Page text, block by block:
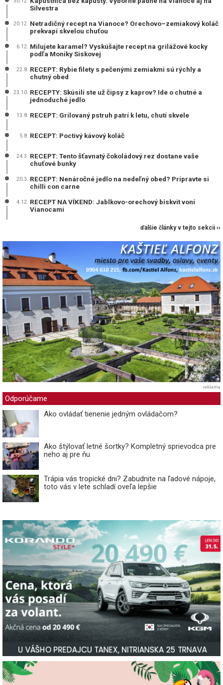
Silvestra
20.12. Netradičný recept na Vianoce? Orechovo–zemiakový koláč
prekvapí skvelou chuťou
6.12. Milujete karamel? Vyskúšajte recept na grilážové kocky
podľa Moniky Siskovej
22.8. RECEPT: Rybie filety s pečenými zemiakmi sú rýchly a
chutný obed
23.10. RECEPTY: Skúsili ste už čipsy z kaprov? Ide o chutné a
jednoduché jedlo
13.8. RECEPT: Grilovaný pstruh patrí k letu, chutí skvele
5.8. RECEPT: Poctivý kávový koláč
24.3. RECEPT: Tento šťavnatý čokoládový rez dostane vaše
chuťové bunky
20.3. RECEPT: Nenáročné jedlo na nedeľný obed? Pripravte si
chilli con carne
4.12. RECEPT NA VÍKEND: Jablkovo-orechový biskvit voní
Vianocami
ďalšie články v tejto sekcii ››
reklama
Odporúčame
Ako ovládať tienenie jedným ovládačom?
Ako štýlovať letné šortky? Kompletný sprievodca pre
neho aj pre ňu
Trápia vás tropické dni? Zabudnite na ľadové nápoje,
toto vás v lete schladí oveľa lepšie